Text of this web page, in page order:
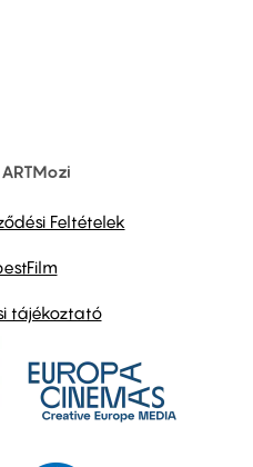
Feltételek
tájékoztató